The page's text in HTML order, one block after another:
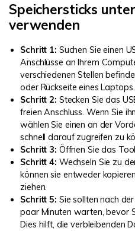
Speichersticks
verwenden
Schritt 1: Suchen Sie einen
Anschlüsse an Ihrem
verschiedenen Stellen
oder Rückseite eines Laptops.
Schritt 2: Stecken Sie das
freien Anschluss. Wenn Sie
wählen Sie einen an der
schnell darauf zugreifen zu
Schritt 3: Öffnen Sie das
Schritt 4: Wechseln Sie zu
können sie entweder
ziehen.
Schritt 5: Sie sollten nach
paar Minuten warten, bevor
Dies hilft, die verbleibenden